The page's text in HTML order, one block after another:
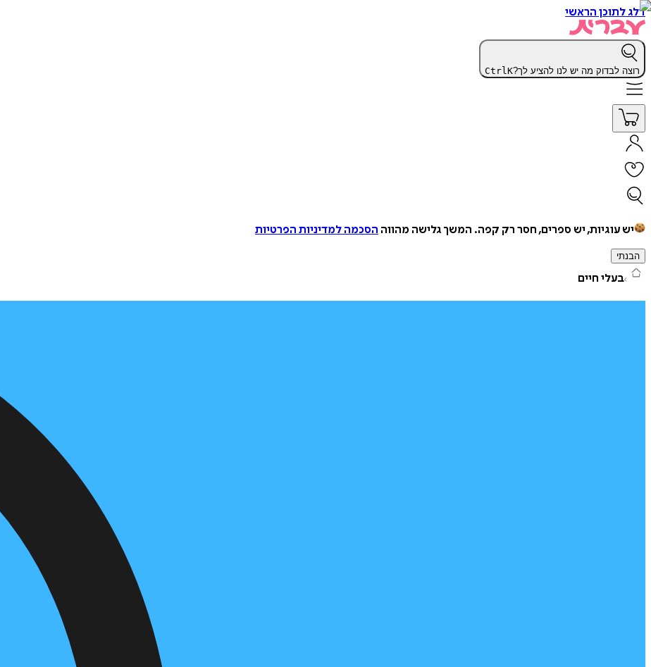
דלג לתוכן הראשי
רוצה לבדוק מה יש לנו להציע לך? CtrlK
יש עוגיות, יש ספרים, חסר רק קפה. המשך גלישה מהווה הסכמה למדיניות הפרטיות
הבנתי
בעלי חיים